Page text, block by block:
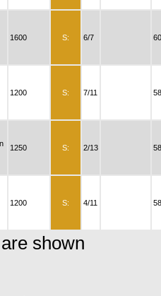
1600 S: 6/7
1200 S: 7/11 58
1250 S: 2/13 58
1200 S: 4/11 58
shown